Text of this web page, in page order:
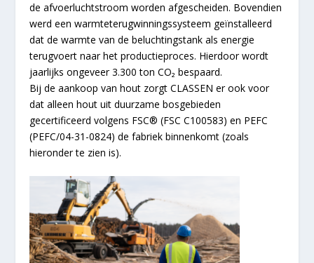
de afvoerluchtstroom worden afgescheiden. Bovendien
werd een warmteterugwinningssysteem geïnstalleerd
dat de warmte van de beluchtingstank als energie
terugvoert naar het productieproces. Hierdoor wordt
jaarlijks ongeveer 3.300 ton CO₂ bespaard.
Bij de aankoop van hout zorgt CLASSEN er ook voor
dat alleen hout uit duurzame bosgebieden
gecertificeerd volgens FSC® (FSC C100583) en PEFC
(PEFC/04-31-0824) de fabriek binnenkomt (zoals
hieronder te zien is).